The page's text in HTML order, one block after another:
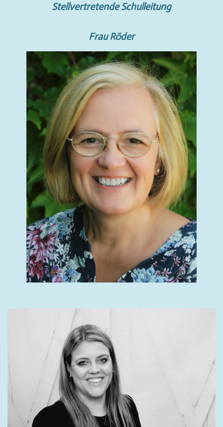
Stellvertretende Schulleitung
Frau Röder